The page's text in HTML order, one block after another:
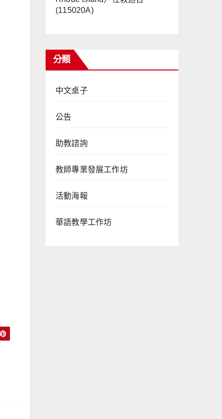
(115020A)
分類
中文桌子
公告
助教諮詢
教師專業發展工作坊
活動海報
華語教學工作坊